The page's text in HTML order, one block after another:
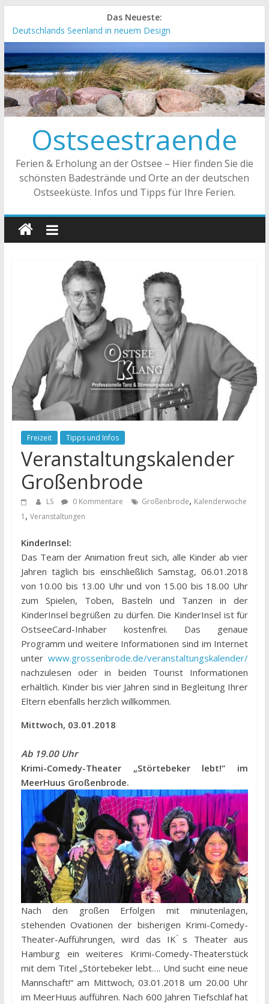
Das Neueste:
Deutschlands Seenland in neuem Design
„Kellenhusen nach Hause bestellen“ Neuer Online-Shop
verfügbar
Neue Camping-Broschüre der Ostsee Schleswig-Holstein
Neues Urlaubsmagazin für Mecklenburg-Vorpommern
erschienen
Meck-Pomm Short News Januar
Ostseestraende
Ferien & Erholung an der Ostsee – Hier finden Sie die
schönsten Badestrände und Orte an der deutschen
Ostseeküste. Infos und Tipps für Ihre Ferien.
Freizeit Tipps und Infos
Veranstaltungskalender
Großenbrode
LS 0 Kommentare Großenbrode, Kalenderwoche
1 , Veranstaltungen
KinderInsel:
Das Team der Animation freut sich, alle Kinder ab vier
Jahren täglich bis einschließlich Samstag, 06.01.2018
von 10.00 bis 13.00 Uhr und von 15.00 bis 18.00 Uhr
zum Spielen, Toben, Basteln und Tanzen in der
KinderInsel begrüßen zu dürfen. Die KinderInsel ist für
OstseeCard-Inhaber kostenfrei. Das genaue
Programm und weitere Informationen sind im Internet
unterwww.grossenbrode.de/veranstaltungskalender/
nachzulesen oder in beiden Tourist Informationen
erhältlich. Kinder bis vier Jahren sind in Begleitung Ihrer
Eltern ebenfalls herzlich willkommen.
Mittwoch, 03.01.2018
Ab 19.00 Uhr
Krimi-Comedy-Theater „Störtebeker lebt!“ im
MeerHuus Großenbrode.
Nach den großen Erfolgen mit minutenlagen,
stehenden Ovationen der bisherigen Krimi-Comedy-
Theater-Aufführungen, wird das IK ́s Theater aus
Hamburg ein weiteres Krimi-Comedy-Theaterstück
mit dem Titel „Störtebeker lebt…. Und sucht eine neue
Mannschaft!“ am Mittwoch, 03.01.2018 um 20.00 Uhr
im MeerHuus aufführen. Nach 600 Jahren Tiefschlaf hat